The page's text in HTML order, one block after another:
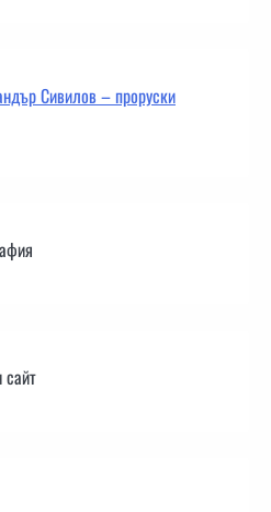
Сивилов – проруски